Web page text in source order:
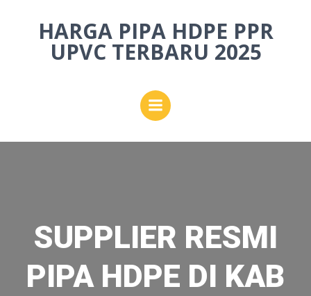
to
content
HARGA PIPA HDPE PPR
UPVC TERBARU 2025
SUPPLIER RESMI
PIPA HDPE DI KAB